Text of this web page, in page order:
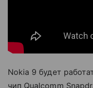
Nokia 9 будет
чип Qualcomm